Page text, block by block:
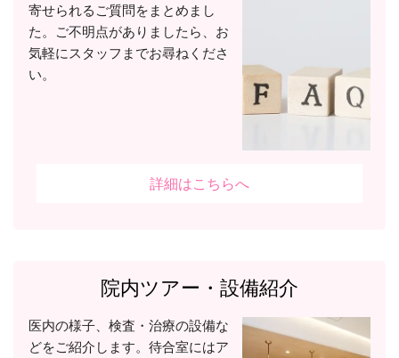
寄せられるご質問をまとめまし
た。ご不明点がありましたら、お
気軽にスタッフまでお尋ねくださ
い。
詳細はこちらへ
院内ツアー・設備紹介
医内の様子、検査・治療の設備な
どをご紹介します。待合室にはア